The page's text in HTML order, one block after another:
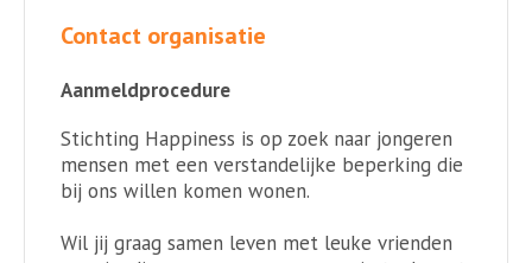
Contact organisatie
Aanmeldprocedure
Stichting Happiness is op zoek naar jongeren
mensen met een verstandelijke beperking die
bij ons willen komen wonen.
Wil jij graag samen leven met leuke vrienden